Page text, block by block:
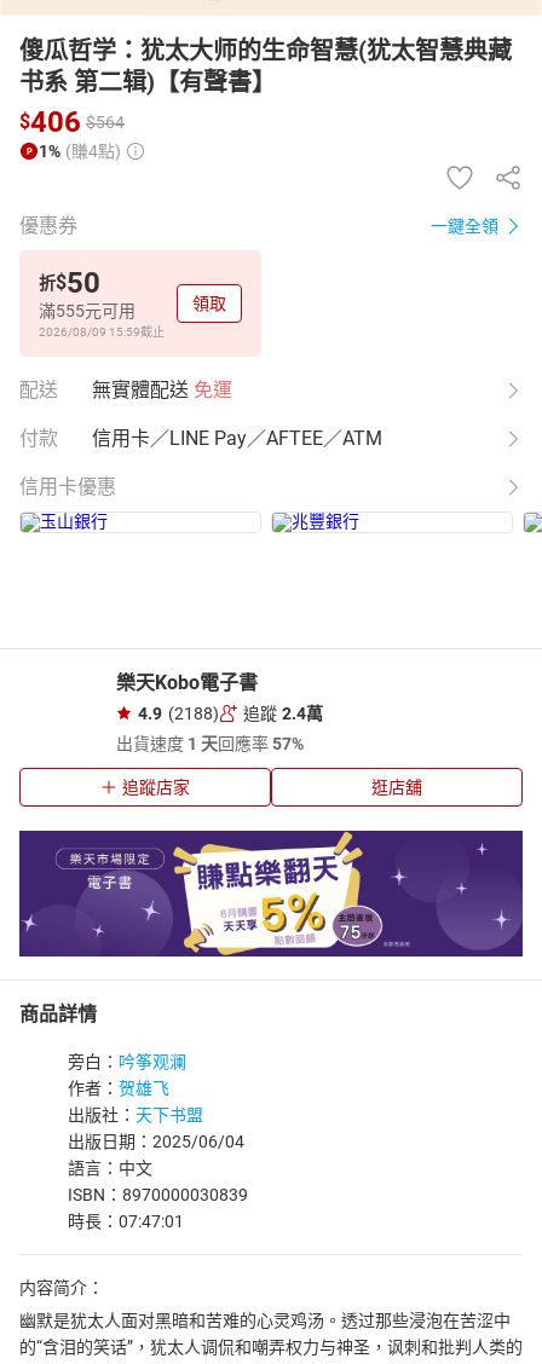
傻瓜哲学：犹太大师的生命智慧(犹太智慧典藏
书系 第二辑)【有聲書】
$406 $564
1% (賺4點)
優惠券 一鍵全領
折$50
滿555元可用
2026/08/09 15:59截止
領取
配送 無實體配送 免運
付款 信用卡／LINE Pay／AFTEE／ATM
信用卡優惠
樂天Kobo電子書
4.9 (2188) 追蹤 2.4萬
出貨速度 1 天回應率57%
追蹤店家 逛店舖
商品詳情
旁白： 吟筝观澜
作者： 贺雄飞
出版社： 天下书盟
出版日期：2025/06/04
語言：中文
ISBN：8970000030839
時長：07:47:01
内容简介：
幽默是犹太人面对黑暗和苦难的心灵鸡汤。透过那些浸泡在苦涩中
的“含泪的笑话”，犹太人调侃和嘲弄权力与神圣，讽刺和批判人类的